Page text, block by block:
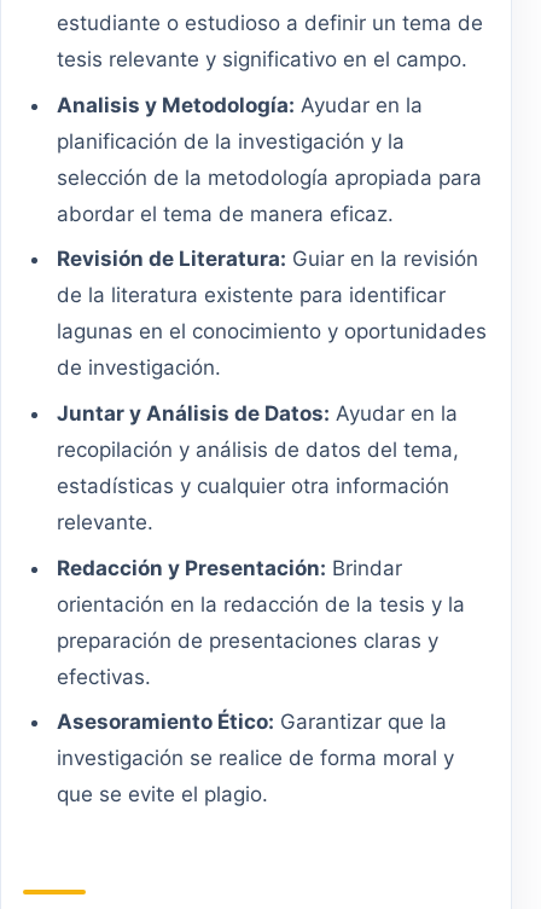
estudiante o estudioso a definir un tema de
tesis relevante y significativo en el campo.
Analisis y Metodología: Ayudar en la
planificación de la investigación y la
selección de la metodología apropiada para
abordar el tema de manera eficaz.
Revisión de Literatura: Guiar en la revisión
de la literatura existente para identificar
lagunas en el conocimiento y oportunidades
de investigación.
Juntar y Análisis de Datos: Ayudar en la
recopilación y análisis de datos del tema,
estadísticas y cualquier otra información
relevante.
Redacción y Presentación: Brindar
orientación en la redacción de la tesis y la
preparación de presentaciones claras y
efectivas.
Asesoramiento Ético: Garantizar que la
investigación se realice de forma moral y
que se evite el plagio.